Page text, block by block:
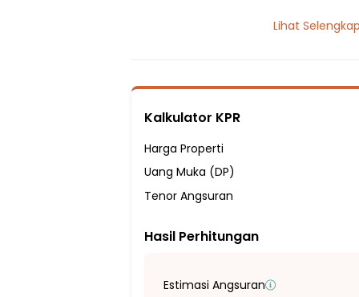
Hadap Timur Laut
Fasilitas Sekitar Hunian:
4 Menit ke Muhammadiyah 1
5 Menit ke SDN Cileungsi 10
3 Menit ke TK - SMP Islam
7 Menit ke SMP ISLAM YP3I CILEUNGSI
Lihat
Kalkulator KPR
Harga Properti
Uang Muka (DP)
Tenor Angsuran
Hasil Perhitungan
Estimasi Angsuran